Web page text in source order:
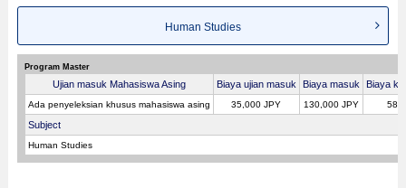
Human Studies
Program Master
Ujian masuk Mahasiswa Asing Biaya ujian masuk Biaya masuk Biaya
Ada penyeleksian khusus mahasiswa asing 35,000 JPY 130,000 JPY
Subject
Human Studies